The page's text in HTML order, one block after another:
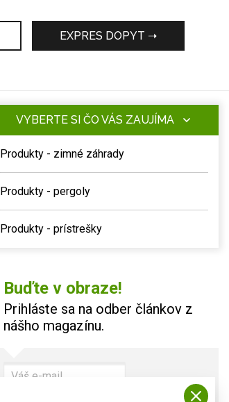
EXPRES DOPYT ➝
VYBERTE SI ČO VÁS ZAUJÍMA
Produkty - zimné záhrady
Produkty - pergoly
Produkty - prístrešky
Buďte v obraze!
Prihláste sa na odber článkov z
nášho magazínu.